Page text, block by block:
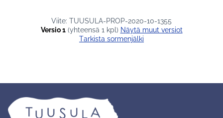
Viite: TUUSULA-PROP-2020-10-1355
Versio 1(yhteensä 1 kpl)
näytä muut versiot
Tarkista sormenjälki